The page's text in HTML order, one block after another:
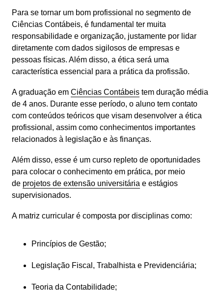
Para se tornar um bom profissional no segmento de
Ciências Contábeis, é fundamental ter muita
responsabilidade e organização, justamente por lidar
diretamente com dados sigilosos de empresas e
pessoas físicas. Além disso, a ética será uma
característica essencial para a prática da profissão.
A graduação em Ciências Contábeis tem duração média
de 4 anos. Durante esse período, o aluno tem contato
com conteúdos teóricos que visam desenvolver a ética
profissional, assim como conhecimentos importantes
relacionados à legislação e às finanças.
Além disso, esse é um curso repleto de oportunidades
para colocar o conhecimento em prática, por meio
de projetos de extensão universitária e estágios
supervisionados.
A matriz curricular é composta por disciplinas como:
Princípios de Gestão;
Legislação Fiscal, Trabalhista e Previdenciária;
Teoria da Contabilidade;